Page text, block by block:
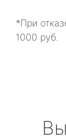
*При
1000 руб.